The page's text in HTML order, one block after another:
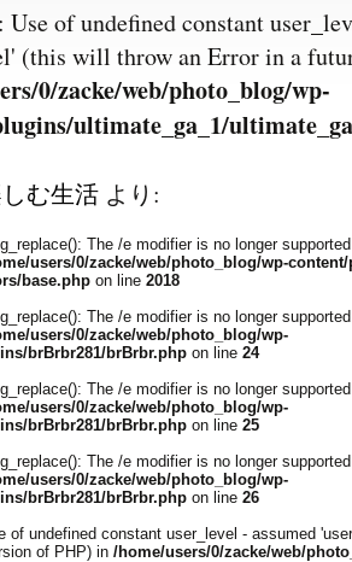
: Use of undefined constant
(this will throw an Error in a
0/zacke/web/photo_blog/wp-
ultimate_ga_1/
む生活 より:
The /e modifier is no longer
users/0/zacke/web/photo_blog/wp-
base.php on line 2018
The /e modifier is no longer
users/0/zacke/web/photo_blog/wp-
brBrbr281/brBrbr.php on line 24
The /e modifier is no longer
users/0/zacke/web/photo_blog/wp-
brBrbr281/brBrbr.php on line 25
The /e modifier is no longer
users/0/zacke/web/photo_blog/wp-
brBrbr281/brBrbr.php on line 26
of undefined constant user_level - assumed
of PHP) in /home/users/0/zacke/web/